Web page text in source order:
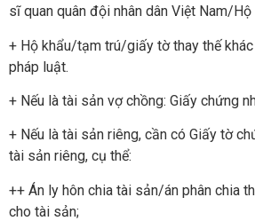
sĩ quan quân đội nhân dân Việt Nam/Hộ
+ Hộ khẩu/tạm trú/giấy tờ thay thế
pháp luật.
+ Nếu là tài sản vợ chồng: Giấy chứng
+ Nếu là tài sản riêng, cần có Giấy tờ
tài sản riêng, cụ thể:
++ Án ly hôn chia tài sản/án phân chia
cho tài sản;